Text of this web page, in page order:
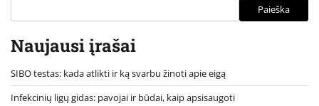
Paieška
Naujausi įrašai
SIBO testas: kada atlikti ir ką svarbu žinoti apie eigą
Infekcinių ligų gidas: pavojai ir būdai, kaip apsisaugoti